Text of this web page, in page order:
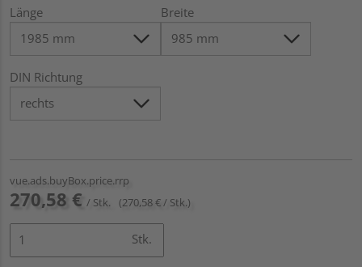
Länge Breite
DIN Richtung
vue.ads.buyBox.price.rrp
270,58 € / Stk. (270,58 € / Stk.)
Stk.